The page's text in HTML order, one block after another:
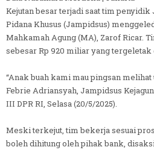
Kejutan besar terjadi saat tim
Pidana Khusus (Jampidsus)
Mahkamah Agung (MA), Zarof Ricar.
sebesar Rp 920 miliar yang tergeletak
“Anak buah kami mau pingsan melihat
Febrie Adriansyah, Jampidsus
III DPR RI, Selasa (20/5/2025).
Meski terkejut, tim bekerja sesuai
boleh dihitung oleh pihak bank,